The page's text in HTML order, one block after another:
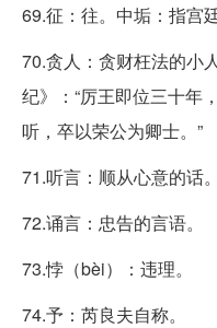
69.征：往。中垢：指宫
70.贪人：贪财枉法的小
纪》：“厉王即位三十年
听，卒以荣公为卿士。”
71.听言：顺从心意的话。
72.诵言：忠告的言语。
73.悖（bèi）：违理。
74.予：芮良夫自称。